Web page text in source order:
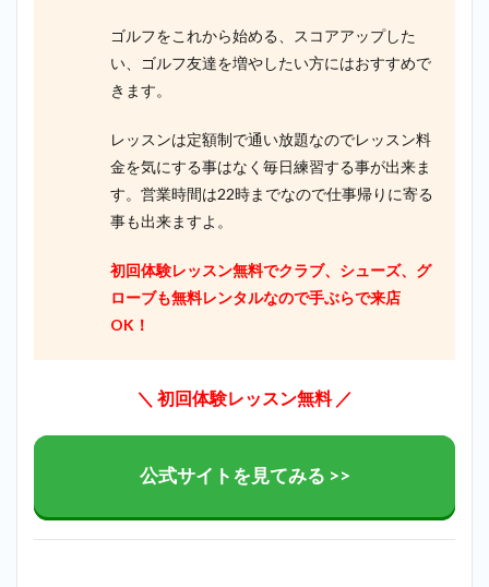
湯島
店が
め！
4
まと
め
うして
も迷っ
ルフ
（RIZAP
GOLF）
ゴルフをこれから始める、スコアアップした
い、ゴルフ友達を増やしたい方にはおすすめで
きます。
レッスンは定額制で通い放題なのでレッスン料
金を気にする事はなく毎日練習する事が出来ま
す。営業時間は22時までなので仕事帰りに寄る
事も出来ますよ。
初回体験レッスン無料でクラブ、シューズ、グ
ローブも無料レンタルなので手ぶらで来店
OK！
＼ 初回体験レッスン無料／
公式サイトを見てみる >>